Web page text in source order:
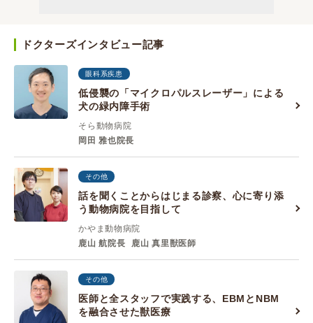
ドクターズインタビュー記事
眼科系疾患
低侵襲の「マイクロパルスレーザー」による
犬の緑内障手術
そら動物病院
岡田 雅也院長
その他
話を聞くことからはじまる診察、心に寄り添
う動物病院を目指して
かやま動物病院
鹿山 航院長
鹿山 真里獣医師
その他
医師と全スタッフで実践する、EBMとNBM
を融合させた獣医療